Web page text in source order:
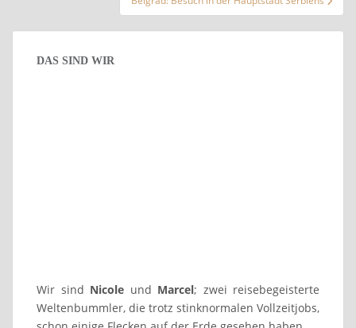
Wir sind Nicole und Marcel ; zwei reisebegeisterte
Weltenbummler, die trotz stinknormalen Vollzeitjobs,
schon einige Flecken auf der Erde gesehen haben.